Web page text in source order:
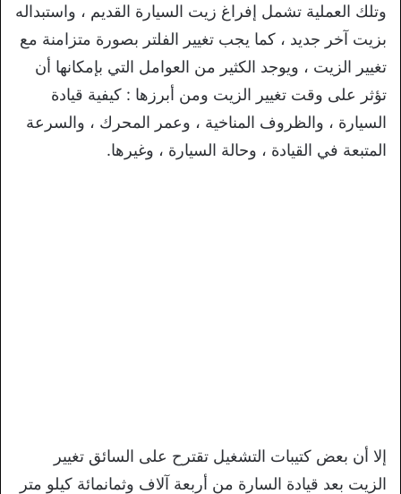
وتلك العملية تشمل إفراغ زيت السيارة القديم ، واستبداله
بزيت آخر جديد ، كما يجب تغيير الفلتر بصورة متزامنة مع
تغيير الزيت ، ويوجد الكثير من العوامل التي بإمكانها أن
تؤثر على وقت تغيير الزيت ومن أبرزها : كيفية قيادة
السيارة ، والظروف المناخية ، وعمر المحرك ، والسرعة
المتبعة في القيادة ، وحالة السيارة ، وغيرها.
إلا أن بعض كتيبات التشغيل تقترح على السائق تغيير
الزيت بعد قيادة السارة من أربعة آلاف وثمانمائة كيلو متر